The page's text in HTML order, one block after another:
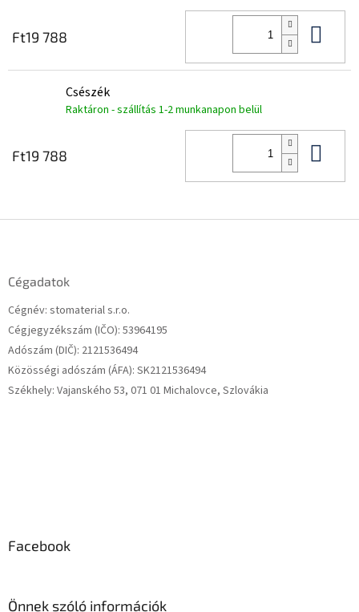
Ft19 788
Csészék
Raktáron - szállítás 1-2 munkanapon belül
Ft19 788
Cégadatok
Cégnév: stomaterial s.r.o.
Cégjegyzékszám (IČO): 53964195
Adószám (DIČ): 2121536494
Közösségi adószám (ÁFA): SK2121536494
Székhely: Vajanského 53, 071 01 Michalovce, Szlovákia
Facebook
Önnek szóló információk